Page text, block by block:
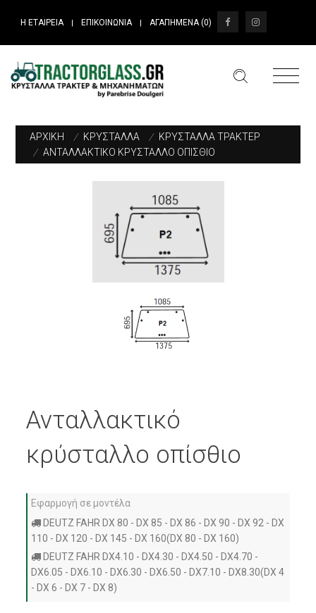
Η ΕΤΑΙΡΕΙΑ ΕΠΙΚΟΙΝΩΝΙΑ ΑΓΑΠΗΜΕΝΑ (0)
ΑΡΧΙΚΗ / ΚΡΥΣΤΑΛΛΑ / ΚΡΥΣΤΑΛΛΑ ΤΡΑΚΤΕΡ
/ ΑΝΤΑΛΛΑΚΤΙΚΟ ΚΡΥΣΤΑΛΛΟ ΟΠΙΣΘΙΟ
Ανταλλακτικό
κρύσταλλο οπίσθιο
Εφαρμογή σε μοντέλα
DEUTZ FAHR DX 80 - DX 85 - DX 86 - DX 90 - DX 92 - DX
110 - DX 120 - DX 145 - DX 160(DX 80 - DX 160)
DEUTZ FAHR DX4.10 - DX4.30 - DX4.50 - DX4.70 -
DX6.05 - DX6.10 - DX6.30 - DX6.50 - DX7.10 - DX8.30(DX 4
- DX 6 - DX 7 - DX 8)